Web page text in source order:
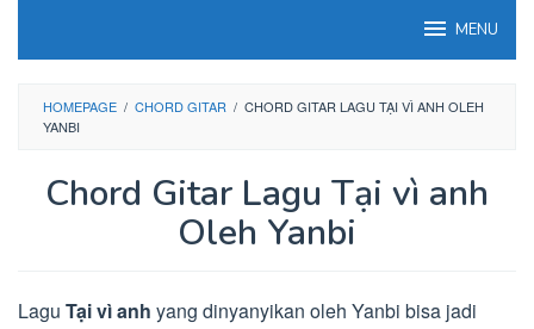
MENU
HOMEPAGE / CHORD GITAR / CHORD GITAR LAGU TẠI VÌ ANH OLEH
YANBI
Chord Gitar Lagu Tại vì anh
Oleh Yanbi
Lagu Tại vì anh yang dinyanyikan oleh Yanbi bisa jadi